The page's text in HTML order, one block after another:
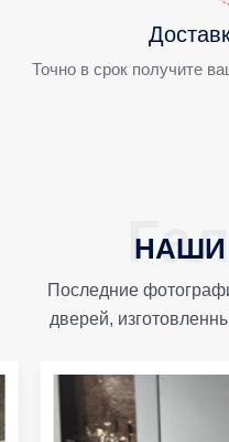
Точно в срок получите
НАШИ
Последние
дверей,